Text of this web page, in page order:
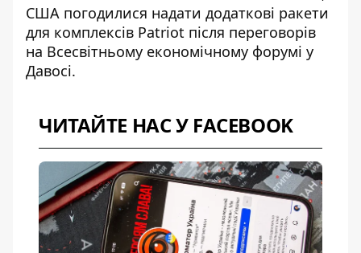
США погодилися надати додаткові ракети
для комплексів Patriot після переговорів
на Всесвітньому економічному форумі у
Давосі.
ЧИТАЙТЕ НАС У FACEBOOK